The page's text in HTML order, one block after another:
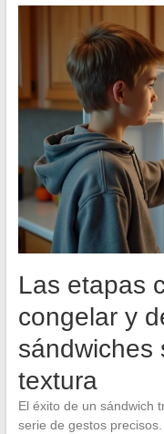
Las etapas
congelar y
sándwiches
textura
El éxito de un sándwich
serie de gestos precisos.